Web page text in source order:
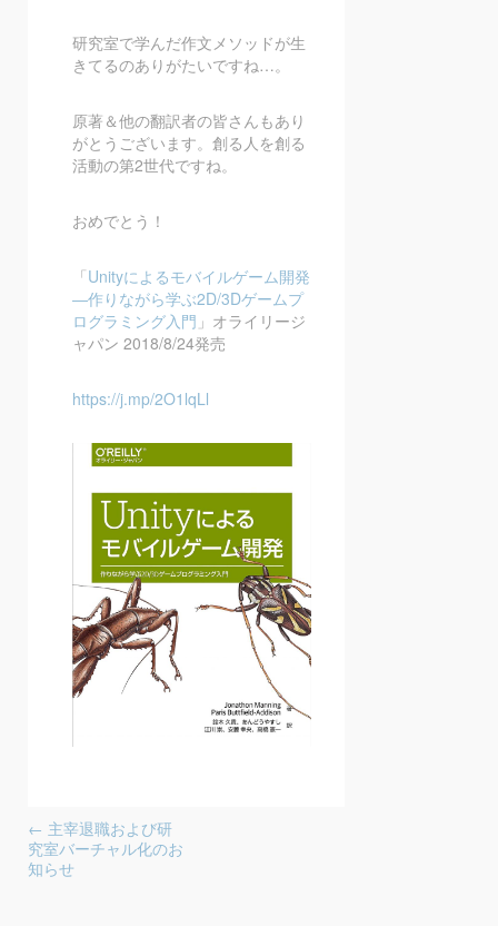
研究室で学んだ作文メソッドが生
きてるのありがたいですね…。
原著＆他の翻訳者の皆さんもあり
がとうございます。創る人を創る
活動の第2世代ですね。
おめでとう！
「Unityによるモバイルゲーム開発
―作りながら学ぶ2D/3Dゲームプ
ログラミング入門 」オライリージ
ャパン 2018/8/24発売
https://j.mp/2O1lqLl
投稿ナビゲーション
← 主宰退職および研
究室バーチャル化のお
知らせ